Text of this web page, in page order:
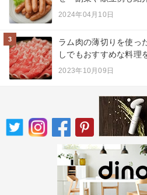
2024年04月10日
3
ラム肉の薄切りを使っ
しでもおすすめな料理
2023年10月09日